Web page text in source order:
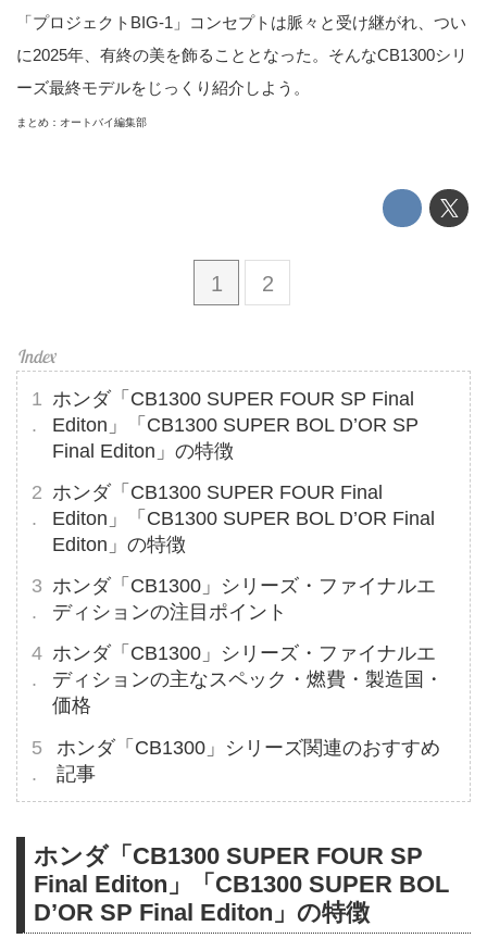
「プロジェクトBIG-1」コンセプトは脈々と受け継がれ、つい
に2025年、有終の美を飾ることとなった。そんなCB1300シリ
ーズ最終モデルをじっくり紹介しよう。
まとめ：オートバイ編集部
1 2
ホンダ「CB1300 SUPER FOUR SP Final
Editon」「CB1300 SUPER BOL D’OR SP
Final Editon」の特徴
ホンダ「CB1300 SUPER FOUR Final
Editon」「CB1300 SUPER BOL D’OR Final
Editon」の特徴
ホンダ「CB1300」シリーズ・ファイナルエ
ディションの注目ポイント
ホンダ「CB1300」シリーズ・ファイナルエ
ディションの主なスペック・燃費・製造国・
価格
ホンダ「CB1300」シリーズ関連のおすすめ
記事
ホンダ「CB1300 SUPER FOUR SP
Final Editon」「CB1300 SUPER BOL
D’OR SP Final Editon」の特徴